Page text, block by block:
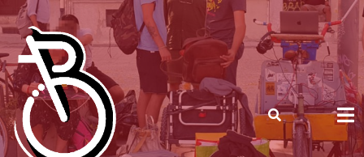
Skip
to
content